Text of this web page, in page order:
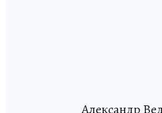
Александр